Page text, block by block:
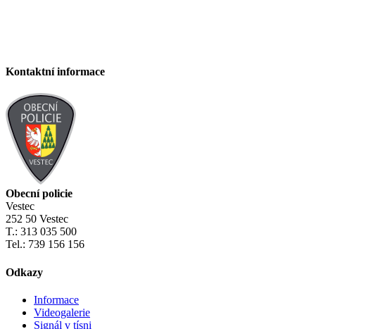
Kontaktní informace
Obecní policie
Vestec
252 50 Vestec
T.: 313 035 500
Tel.: 739 156 156
Odkazy
Informace
Videogalerie
Signál v tísni